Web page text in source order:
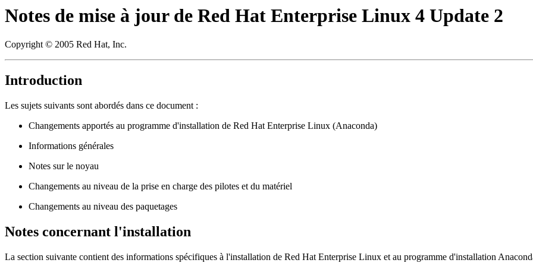
Notes de mise à jour de Red Hat Enterprise Linux 4 Update 2
Copyright © 2005 Red Hat, Inc.
Introduction
Les sujets suivants sont abordés dans ce document :
Changements apportés au programme d'installation de Red Hat Enterprise Linux (Anaconda)
Informations générales
Notes sur le noyau
Changements au niveau de la prise en charge des pilotes et du matériel
Changements au niveau des paquetages
Notes concernant l'installation
La section suivante contient des informations spécifiques à l'installation de Red Hat Enterprise Linux et au programme d'installation